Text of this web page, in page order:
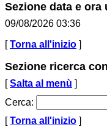
Sezione data e ora
09/08/2026 03:36
[Torna all'inizio ]
Sezione ricerca
[Salta al menù ]
Cerca:
[Torna all'inizio ]